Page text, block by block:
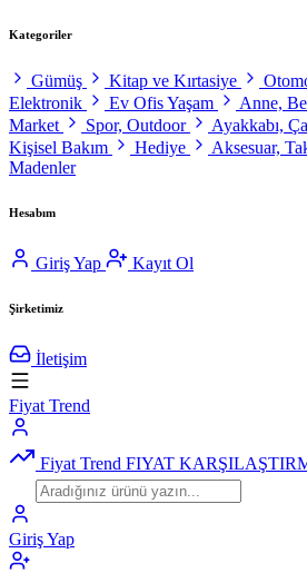
Kategoriler
Gümüş Kitap ve Kırtasiye
Elektronik
Ev Ofis Yaşam Anne,
Market
Spor, Outdoor Ayakkabı,
Kişisel Bakım
Hediye Aksesuar,
Madenler
Hesabım
Giriş Yap Kayıt Ol
Şirketimiz
İletişim
Fiyat Trend
Fiyat Trend FIYAT
Giriş Yap